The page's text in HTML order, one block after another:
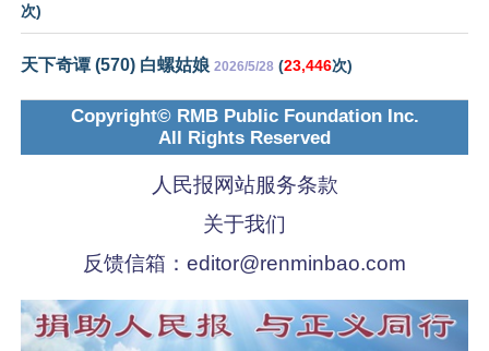
次)
天下奇谭 (570) 白螺姑娘 2026/5/28 (23,446次)
Copyright© RMB Public Foundation Inc.
All Rights Reserved
人民报网站服务条款
关于我们
反馈信箱： editor@renminbao.com